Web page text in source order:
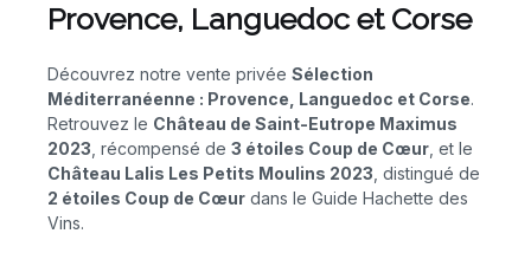
Provence, Languedoc et Corse
Découvrez notre vente privée Sélection
Méditerranéenne : Provence, Languedoc et Corse.
Retrouvez le Château de Saint-Eutrope Maximus
2023 , récompensé de 3 étoiles Coup de Cœur , et le
Château Lalis Les Petits Moulins 2023 , distingué de
2 étoiles Coup de Cœur dans le Guide Hachette des
Vins.